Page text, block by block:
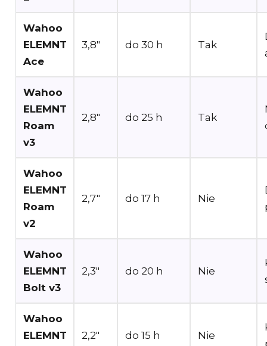
Wahoo
ELEMNT
Ace
3,8″ do 30 h Tak
Wahoo
ELEMNT
Roam
v3
2,8″ do 25 h Tak
Wahoo
ELEMNT
Roam
v2
2,7″ do 17 h Nie
Wahoo
ELEMNT
Bolt v3
2,3″ do 20 h Nie
Wahoo
ELEMNT
2,2″ do 15 h Nie